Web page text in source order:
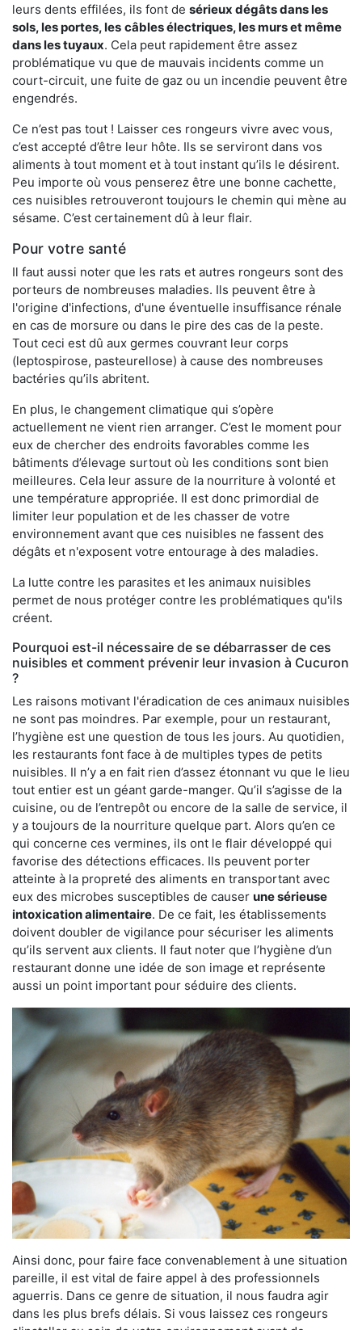
leurs dents effilées, ils font de sérieux dégâts dans les
sols, les portes, les câbles électriques, les murs et même
dans les tuyaux. Cela peut rapidement être assez
problématique vu que de mauvais incidents comme un
court-circuit, une fuite de gaz ou un incendie peuvent être
engendrés.
Ce n’est pas tout ! Laisser ces rongeurs vivre avec vous,
c’est accepté d’être leur hôte. Ils se serviront dans vos
aliments à tout moment et à tout instant qu’ils le désirent.
Peu importe où vous penserez être une bonne cachette,
ces nuisibles retrouveront toujours le chemin qui mène au
sésame. C’est certainement dû à leur flair.
Pour votre santé
Il faut aussi noter que les rats et autres rongeurs sont des
porteurs de nombreuses maladies. Ils peuvent être à
l'origine d'infections, d'une éventuelle insuffisance rénale
en cas de morsure ou dans le pire des cas de la peste.
Tout ceci est dû aux germes couvrant leur corps
(leptospirose, pasteurellose) à cause des nombreuses
bactéries qu’ils abritent.
En plus, le changement climatique qui s’opère
actuellement ne vient rien arranger. C’est le moment pour
eux de chercher des endroits favorables comme les
bâtiments d’élevage surtout où les conditions sont bien
meilleures. Cela leur assure de la nourriture à volonté et
une température appropriée. Il est donc primordial de
limiter leur population et de les chasser de votre
environnement avant que ces nuisibles ne fassent des
dégâts et n'exposent votre entourage à des maladies.
La lutte contre les parasites et les animaux nuisibles
permet de nous protéger contre les problématiques qu'ils
créent.
Pourquoi est-il nécessaire de se débarrasser de ces
nuisibles et comment prévenir leur invasion à Cucuron
?
Les raisons motivant l'éradication de ces animaux nuisibles
ne sont pas moindres. Par exemple, pour un restaurant,
l’hygiène est une question de tous les jours. Au quotidien,
les restaurants font face à de multiples types de petits
nuisibles. Il n’y a en fait rien d’assez étonnant vu que le lieu
tout entier est un géant garde-manger. Qu’il s’agisse de la
cuisine, ou de l’entrepôt ou encore de la salle de service, il
y a toujours de la nourriture quelque part. Alors qu’en ce
qui concerne ces vermines, ils ont le flair développé qui
favorise des détections efficaces. Ils peuvent porter
atteinte à la propreté des aliments en transportant avec
eux des microbes susceptibles de causer une sérieuse
intoxication alimentaire. De ce fait, les établissements
doivent doubler de vigilance pour sécuriser les aliments
qu’ils servent aux clients. Il faut noter que l’hygiène d’un
restaurant donne une idée de son image et représente
aussi un point important pour séduire des clients.
Ainsi donc, pour faire face convenablement à une situation
pareille, il est vital de faire appel à des professionnels
aguerris. Dans ce genre de situation, il nous faudra agir
dans les plus brefs délais. Si vous laissez ces rongeurs